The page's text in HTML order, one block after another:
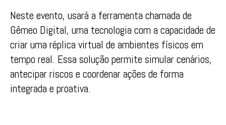
Neste evento, usará a ferramenta chamada de
Gêmeo Digital, uma tecnologia com a capacidade de
criar uma réplica virtual de ambientes físicos em
tempo real. Essa solução permite simular cenários,
antecipar riscos e coordenar ações de forma
integrada e proativa.